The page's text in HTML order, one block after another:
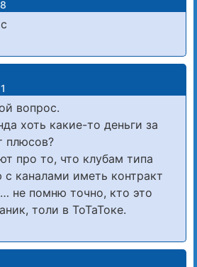
вопрос.
хоть какие-то деньги за
плюсов?
про то, что клубам типа
каналами иметь контракт
не помню точно, кто это
толи в ТоТаТоке.